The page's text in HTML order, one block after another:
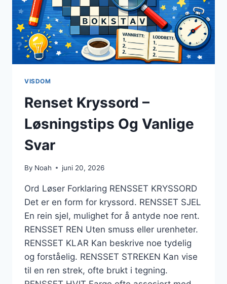
VISDOM
Renset Kryssord –
Løsningstips Og Vanlige
Svar
By Noah juni 20, 2026
Ord Løser Forklaring RENSSET KRYSSORD
Det er en form for kryssord. RENSSET SJEL
En rein sjel, mulighet for å antyde noe rent.
RENSSET REN Uten smuss eller urenheter.
RENSSET KLAR Kan beskrive noe tydelig
og forståelig. RENSSET STREKEN Kan vise
til en ren strek, ofte brukt i tegning.